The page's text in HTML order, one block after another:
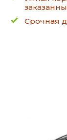
Срочная